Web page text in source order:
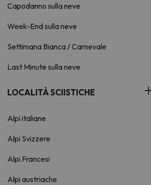
Capodanno sulla neve
Week-End sulla neve
Settimana Bianca / Carnevale
Last Minute sulla neve
LOCALITÀ SCIISTICHE
Alpi italiane
Alpi Svizzere
Alpi Francesi
Alpi austriache